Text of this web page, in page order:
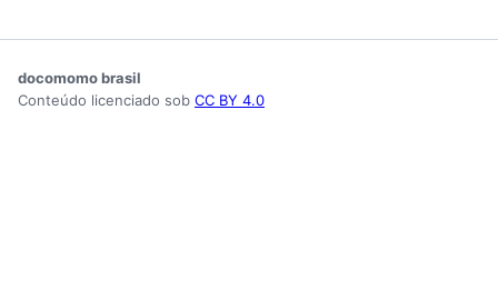
docomomo brasil
Conteúdo licenciado sob CC BY 4.0